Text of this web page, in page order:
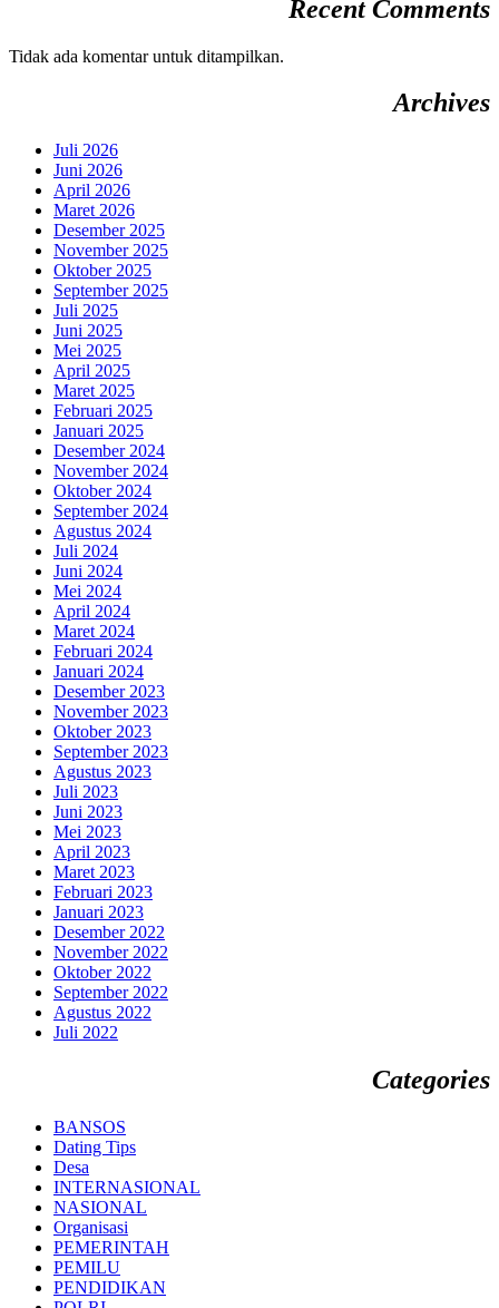
Recent Comments
Tidak ada komentar untuk ditampilkan.
Archives
Juli 2026
Juni 2026
April 2026
Maret 2026
Desember 2025
November 2025
Oktober 2025
September 2025
Juli 2025
Juni 2025
Mei 2025
April 2025
Maret 2025
Februari 2025
Januari 2025
Desember 2024
November 2024
Oktober 2024
September 2024
Agustus 2024
Juli 2024
Juni 2024
Mei 2024
April 2024
Maret 2024
Februari 2024
Januari 2024
Desember 2023
November 2023
Oktober 2023
September 2023
Agustus 2023
Juli 2023
Juni 2023
Mei 2023
April 2023
Maret 2023
Februari 2023
Januari 2023
Desember 2022
November 2022
Oktober 2022
September 2022
Agustus 2022
Juli 2022
Categories
BANSOS
Dating Tips
Desa
INTERNASIONAL
NASIONAL
Organisasi
PEMERINTAH
PEMILU
PENDIDIKAN